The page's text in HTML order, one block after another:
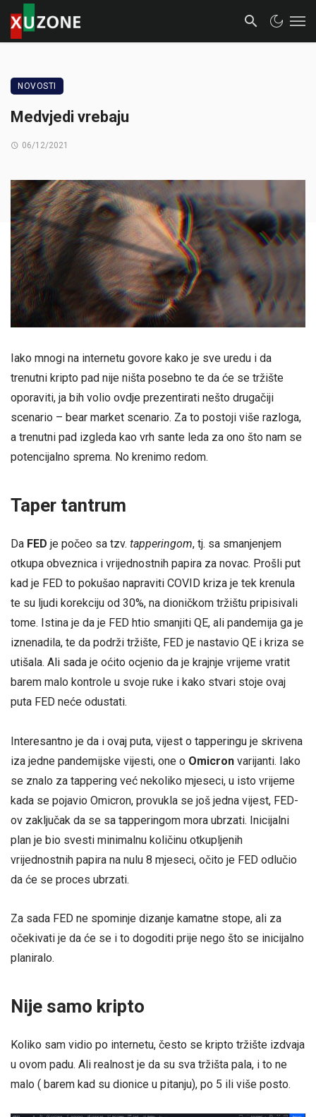
NOVOSTI
Medvjedi vrebaju
06/12/2021
Iako mnogi na internetu govore kako je sve uredu i da
trenutni kripto pad nije ništa posebno te da će se tržište
oporaviti, ja bih volio ovdje prezentirati nešto drugačiji
scenario – bear market scenario. Za to postoji više razloga,
a trenutni pad izgleda kao vrh sante leda za ono što nam se
potencijalno sprema. No krenimo redom.
Taper tantrum
Da FED je počeo sa tzv. tapperingom, tj. sa smanjenjem
otkupa obveznica i vrijednostnih papira za novac. Prošli put
kad je FED to pokušao napraviti COVID kriza je tek krenula
te su ljudi korekciju od 30%, na dioničkom tržištu pripisivali
tome. Istina je da je FED htio smanjiti QE, ali pandemija ga je
iznenadila, te da podrži tržište, FED je nastavio QE i kriza se
utišala. Ali sada je oćito ocjenio da je krajnje vrijeme vratit
barem malo kontrole u svoje ruke i kako stvari stoje ovaj
puta FED neće odustati.
Interesantno je da i ovaj puta, vijest o tapperingu je skrivena
iza jedne pandemijske vijesti, one o Omicron varijanti. Iako
se znalo za tappering već nekoliko mjeseci, u isto vrijeme
kada se pojavio Omicron, provukla se još jedna vijest, FED-
ov zaključak da se sa tapperingom mora ubrzati. Inicijalni
plan je bio svesti minimalnu količinu otkupljenih
vrijednostnih papira na nulu 8 mjeseci, očito je FED odlučio
da će se proces ubrzati.
Za sada FED ne spominje dizanje kamatne stope, ali za
očekivati je da će se i to dogoditi prije nego što se inicijalno
planiralo.
Nije samo kripto
Koliko sam vidio po internetu, često se kripto tržište izdvaja
u ovom padu. Ali realnost je da su sva tržišta pala, i to ne
malo ( barem kad su dionice u pitanju), po 5 ili više posto.